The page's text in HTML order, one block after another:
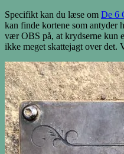
Specifikt kan du læse om De 6
kan finde kortene som antyder
vær OBS på, at krydserne kun
ikke meget skattejagt over det.